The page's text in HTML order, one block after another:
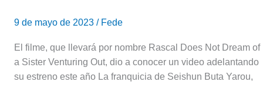
9 de mayo de 2023 / Fede
El filme, que llevará por nombre Rascal Does Not Dream of
a Sister Venturing Out, dio a conocer un video adelantando
su estreno este año La franquicia de Seishun Buta Yarou,